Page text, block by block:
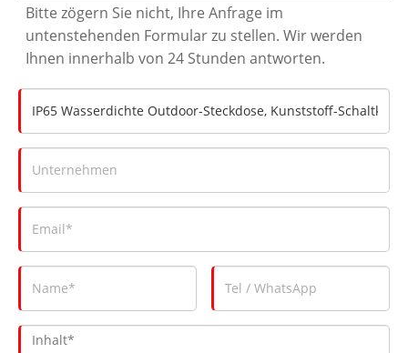
Bitte zögern Sie nicht, Ihre Anfrage im
untenstehenden Formular zu stellen. Wir werden
Ihnen innerhalb von 24 Stunden antworten.